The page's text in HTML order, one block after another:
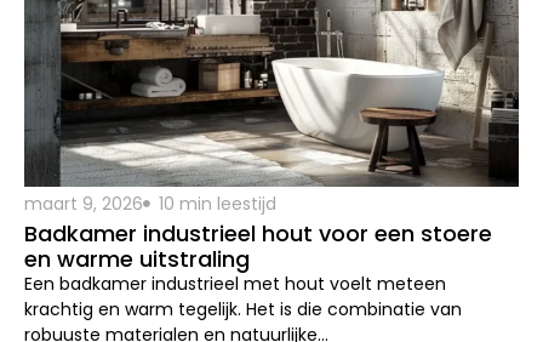
maart 9, 2026 10 min leestijd
Badkamer industrieel hout voor een stoere
en warme uitstraling
Een badkamer industrieel met hout voelt meteen
krachtig en warm tegelijk. Het is die combinatie van
robuuste materialen en natuurlijke…
Lees dit artikel